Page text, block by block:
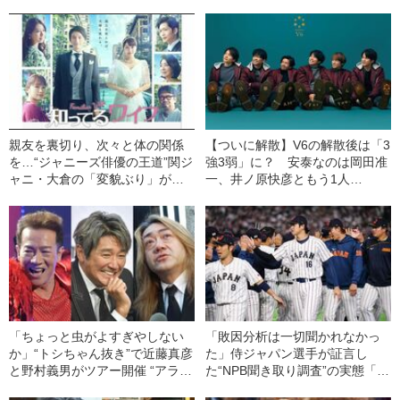
親友を裏切り、次々と体の関係
を…“ジャニーズ俳優の王道”関ジ
ャニ・大倉の「変貌ぶり」がス
【ついに解散】V6の解散後は「3
強3弱」に？ 安泰なのは岡田准
一、井ノ原快彦ともう1人…
「ちょっと虫がよすぎやしない
か」“トシちゃん抜き”で近藤真彦
と野村義男がツアー開催 “アラ還
「敗因分析は一切聞かれなかっ
た」侍ジャパン選手が証言し
た“NPB聞き取り調査”の実態「選